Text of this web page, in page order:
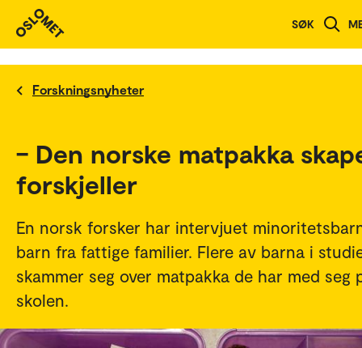
SØK
Forskningsnyheter
– Den norske matpakka
forskjeller
En norsk forsker har intervjuet
barn fra fattige familier. Flere av barna i
skammer seg over matpakka de har med seg
skolen.